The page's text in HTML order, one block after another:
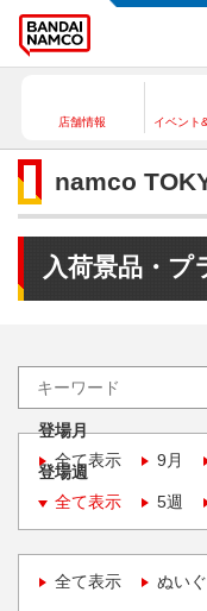
店舗情報 イベント
namco
入荷景品・プ
登場月
全て表示
9月
登場週
全て表示
5週
全て表示 ぬい